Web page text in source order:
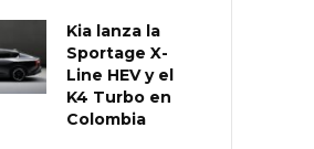
Kia lanza la
Sportage X-
Line HEV y el
K4 Turbo en
Colombia